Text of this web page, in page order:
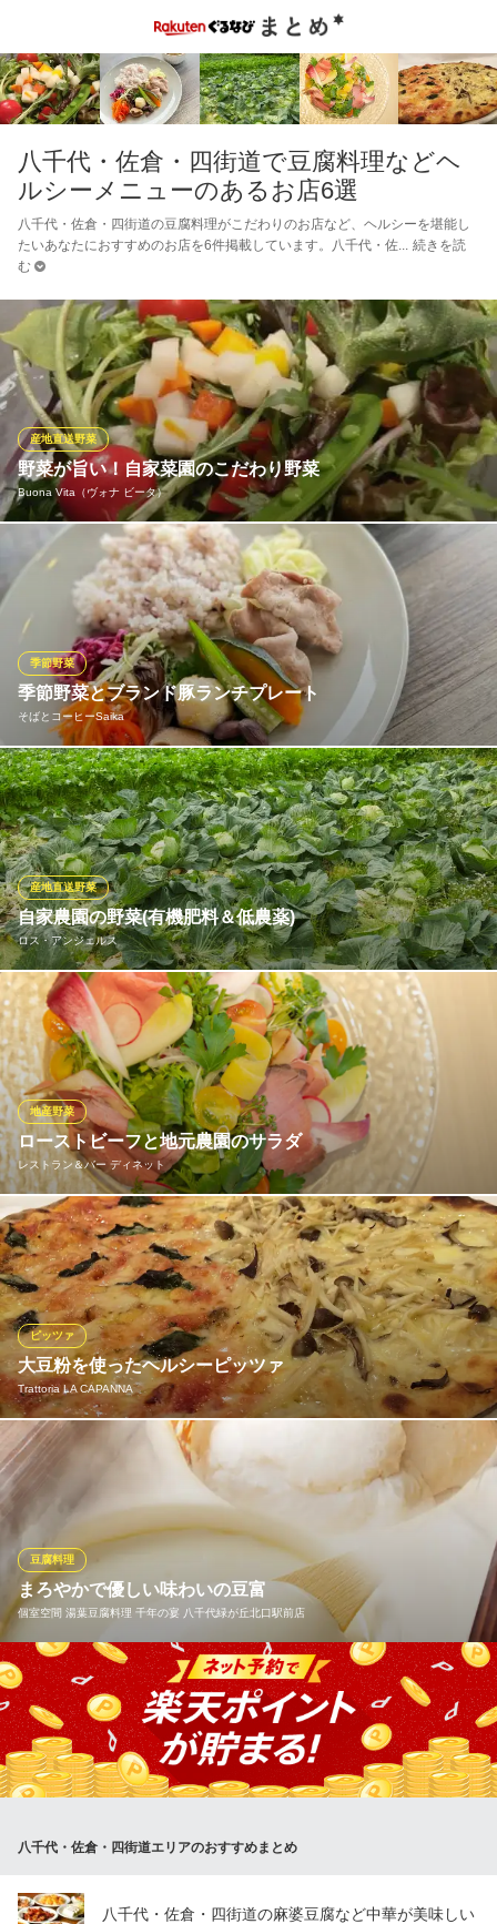
八千代・佐倉・四街道で豆腐料理などヘ
ルシーメニューのあるお店6選
八千代・佐倉・四街道の豆腐料理がこだわりのお店など、ヘルシーを堪能し
たいあなたにおすすめのお店を6件掲載しています。八千代・佐
続きを読
む
野菜が旨い！自家菜園のこだわり野菜
Buona Vita（ヴォナ ビータ）
産地直送野菜
当店で使用しているお野菜は、そのほとんどが四街道市や九十九
里町にある畑で、自家菜園で心をこめて育てた野菜達ばかり。 時
に虫食いにあった野菜、不格好な野菜もありますが、まさに畑か
ら摘んだばかりのようなシャッキシャキのお野菜本来の美味しさ
をどうぞお楽しみください！
Buona Vita（ヴォナ ビータ）
イタリアンレストラン
京成本線京成臼井駅 徒歩5分
千葉県佐倉市王子台2-26-12
季節野菜とブランド豚ランチプレート
そばとコーヒーSaika
季節野菜
地元野菜を中心としたお野菜と健康に育てられたブランド豚DPF
林ポーク
そばとコーヒーSaika
お蕎麦と水にこだわる
ＪＲ佐倉駅 徒歩7分
千葉県佐倉市表町1-19-4
自家農園の野菜(有機肥料＆低農薬)
ロス・アンジェルス
産地直送野菜
当店は広大な自家農園で有機肥料使用の低農薬野菜を生産してお
ります。この自家農園で朝摘みされた新鮮野菜やハーブ野菜を使
ったお料理を是非、ご賞味くださいませ!(^^)! 画像は杉山農園
ロス・アンジェルス
洋食・きのこスープ有名
京成本線勝田台駅 車5分
千葉県八千代市勝田台南3-1-11
ローストビーフと地元農園のサラダ
レストラン＆バー ディネット
地産野菜
オーストラリア産牛ロースのローストビーフと地元農園の旬の野
菜を使ったサラダ
レストラン＆バー ディネット
フレンチ
京成本線ユーカリが丘駅 徒歩2分
千葉県佐倉市ユーカリが丘4-8-1 ウィシュトンホテル・ユーカリ
大豆粉を使ったヘルシーピッツァ
Trattoria LA CAPANNA
ピッツァ
当店では、小麦粉にこだわり、イタリア産の小麦粉と大豆粉をブ
レンドして使ってます 他店の生地と比べて糖質を抑えた生地に、
大豆の味わい！香りがちがいます！ 胃にもたれないヘルシーピッ
Trattoria LA CAPANNA
イタリア料理
千葉県佐倉市ユーカリが丘3-3-11
まろやかで優しい味わいの豆富
個室空間 湯葉豆腐料理 千年の宴 八千代緑が丘北口駅前店
豆腐料理
「青森オオスズ大豆」「秋田リュウホウ大豆」、二つの国産大豆
の旨味から生まれた豊かな味わい。ミネラル分を含んだ「藻塩に
がり」を加えることで二つの国産大豆本来の旨味を更に引きだし
ています。「冷やし手作り豆富」はその美味しさを存分に感じる
ことができます。
豆腐海鮮料理個室居酒屋
千葉県八千代市緑が丘1-1-1 公園都市プラザ 1F
八千代・佐倉・四街道エリアのおすすめまとめ
八千代・佐倉・四街道の麻婆豆腐など中華が美味しい